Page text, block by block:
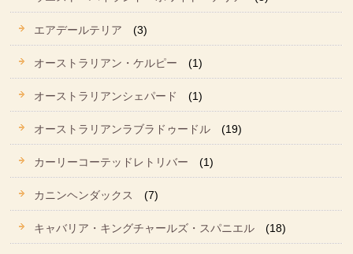
エアデールテリア (3)
オーストラリアン・ケルピー (1)
オーストラリアンシェパード (1)
オーストラリアンラブラドゥードル (19)
カーリーコーテッドレトリバー (1)
カニンヘンダックス (7)
キャバリア・キングチャールズ・スパニエル (18)